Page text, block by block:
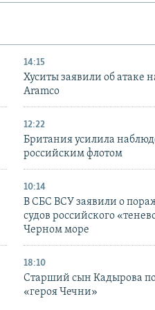
14:15
Хуситы заявили об атаке
Aramco
12:22
Британия усилила
российским флотом
10:14
В СБС ВСУ заявили о
судов российского
Черном море
18:10
Старший сын Кадырова
«героя Чечни»